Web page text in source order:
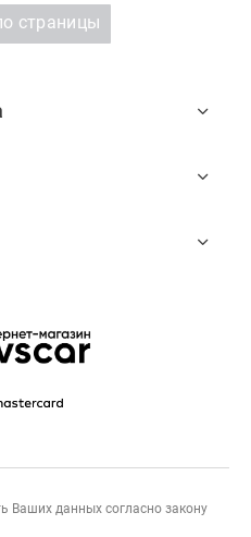
страницы
Ваших данных согласно закону